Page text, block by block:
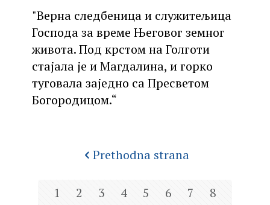
"Верна следбеница и служитељица
Господа за време Његовог земног
живота. Под крстом на Голготи
стајала је и Магдалина, и горко
туговала заједно са Пресветом
Богородицом.“
Prethodna strana
1 2 3 4 5 6 7
8